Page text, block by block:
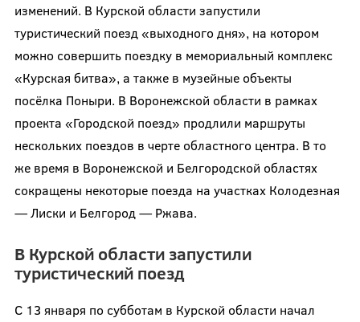
изменений. В Курской области запустили
туристический поезд «выходного дня», на котором
можно совершить поездку в мемориальный комплекс
«Курская битва», а также в музейные объекты
посёлка Поныри. В Воронежской области в рамках
проекта «Городской поезд» продлили маршруты
нескольких поездов в черте областного центра. В то
же время в Воронежской и Белгородской областях
сокращены некоторые поезда на участках Колодезная
— Лиски и Белгород — Ржава.
В Курской области запустили
туристический поезд
С 13 января по субботам в Курской области начал